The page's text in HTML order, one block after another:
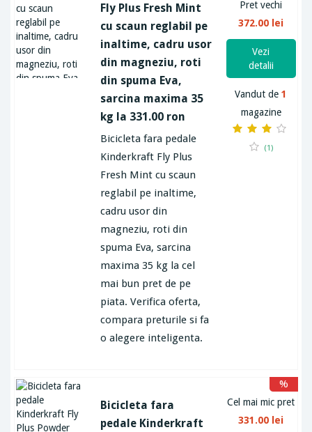
Fly Plus Fresh Mint
cu scaun reglabil pe
inaltime, cadru usor
din magneziu, roti
din spuma Eva,
sarcina maxima 35
kg la 331.00 ron
Bicicleta fara pedale
Kinderkraft Fly Plus
Fresh Mint cu scaun
reglabil pe inaltime,
cadru usor din
magneziu, roti din
spuma Eva, sarcina
maxima 35 kg la cel
mai bun pret de pe
piata. Verifica oferta,
compara preturile si fa
o alegere inteligenta.
Pret vechi
372.00 lei
Vezi
detalii
Vandut de1
magazine
(1)
Bicicleta fara
pedale Kinderkraft
Cel mai mic pret
331.00 lei
%